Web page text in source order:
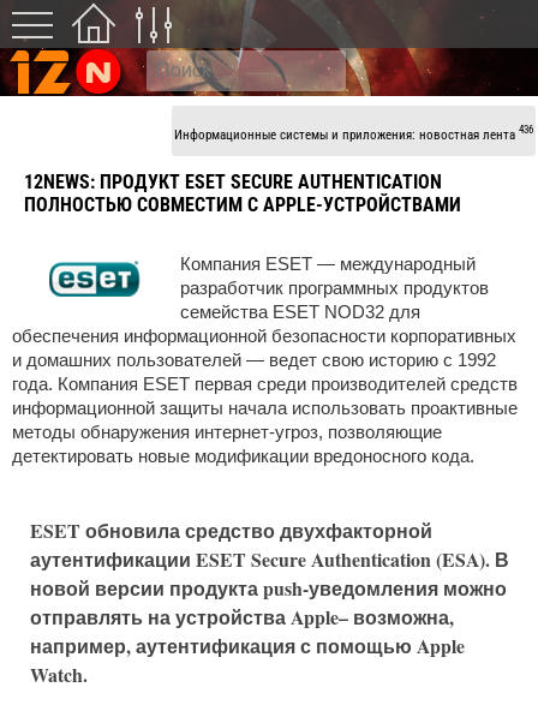
Информационные системы и приложения: новостная лента 436
12NEWS: ПРОДУКТ ESEТ SECURE AUTHENTICATION
ПОЛНОСТЬЮ СОВМЕСТИМ С APPLE-УСТРОЙСТВАМИ
Компания ESET — международный
разработчик программных продуктов
семейства ESET NOD32 для
обеспечения информационной безопасности корпоративных
и домашних пользователей — ведет свою историю с 1992
года. Компания ESET первая среди производителей средств
информационной защиты начала использовать проактивные
методы обнаружения интернет-угроз, позволяющие
детектировать новые модификации вредоносного кода.
ESET обновила средство двухфакторной
аутентификации ESET Secure Authentication (ESA). В
новой версии продукта push-уведомления можно
отправлять на устройства Apple– возможна,
например, аутентификация с помощью Apple
Watch.